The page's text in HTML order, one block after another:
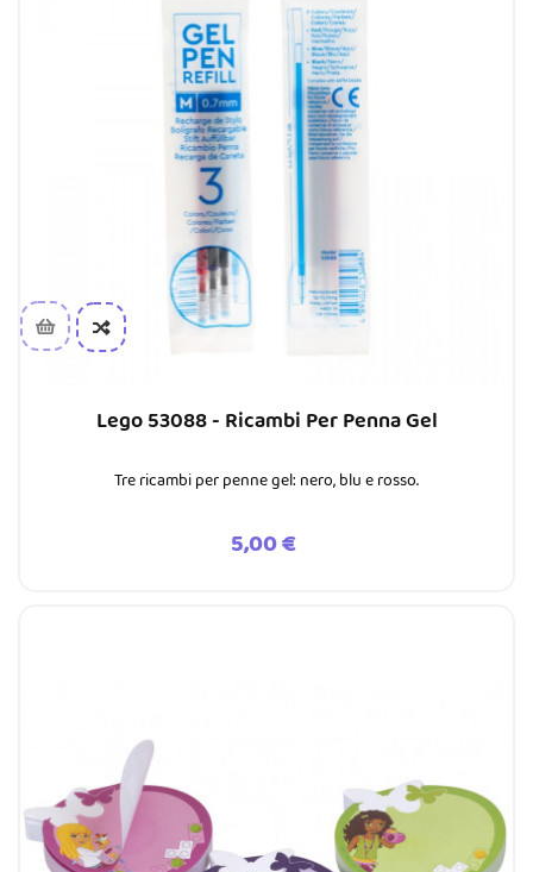
Lego 53088 - Ricambi Per Penna Gel
Tre ricambi per penne gel: nero, blu e rosso.
Prezzo
5,00 €